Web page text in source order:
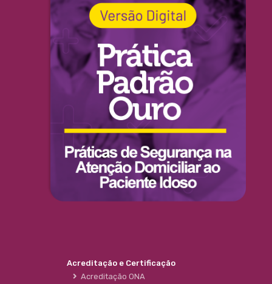
Acreditação e Certificação
Acreditação ONA